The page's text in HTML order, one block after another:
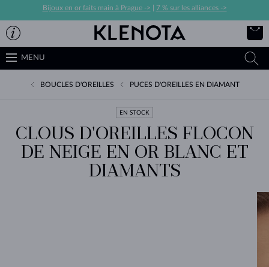
Bijoux en or faits main à Prague -> 7 % sur les alliances ->
MENU
BOUCLES D'OREILLES PUCES D'OREILLES EN DIAMANT
EN STOCK
CLOUS D'OREILLES FLOCON
DE NEIGE EN OR BLANC ET
DIAMANTS